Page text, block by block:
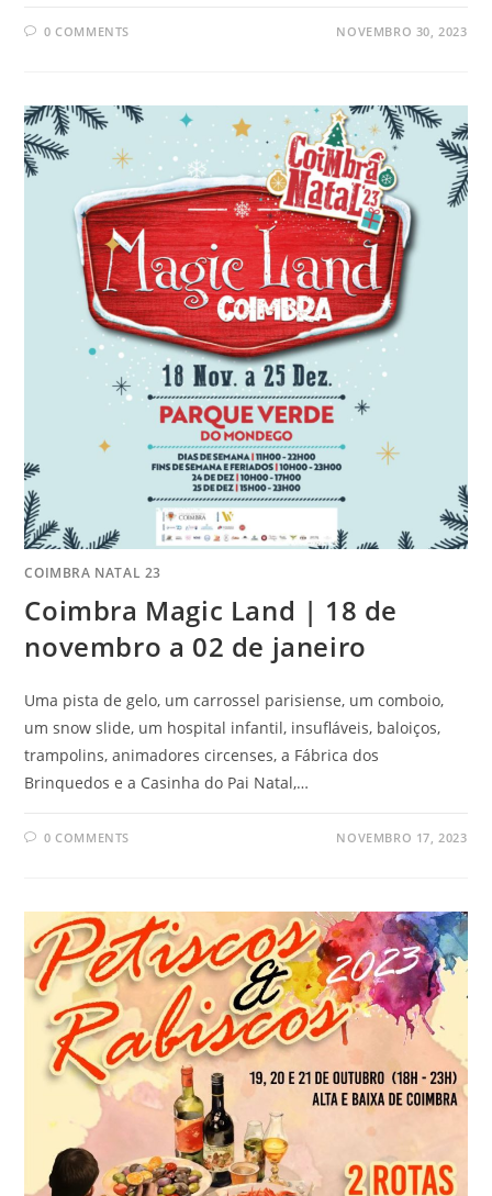
0 COMMENTS NOVEMBRO 30, 2023
COIMBRA NATAL 23
Coimbra Magic Land | 18 de
novembro a 02 de janeiro
Uma pista de gelo, um carrossel parisiense, um comboio,
um snow slide, um hospital infantil, insufláveis, baloiços,
trampolins, animadores circenses, a Fábrica dos
Brinquedos e a Casinha do Pai Natal,…
0 COMMENTS NOVEMBRO 17, 2023